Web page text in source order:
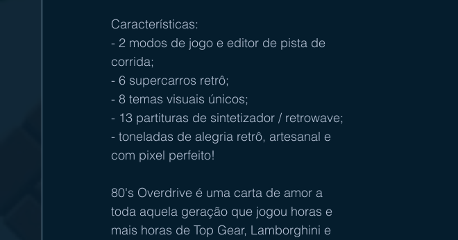
Características:
- 2 modos de jogo e editor de pista de
corrida;
- 6 supercarros retrô;
- 8 temas visuais únicos;
- 13 partituras de sintetizador / retrowave;
- toneladas de alegria retrô, artesanal e
com pixel perfeito!
80's Overdrive é uma carta de amor a
toda aquela geração que jogou horas e
mais horas de Top Gear, Lamborghini e